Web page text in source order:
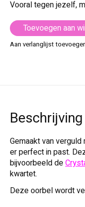
Vooral tegen jezelf,
Toevoegen aan
Aan verlanglijst
Beschrijving
Gemaakt van
er perfect in past.
bijvoorbeeld de
kwartet.
Deze oorbel wordt